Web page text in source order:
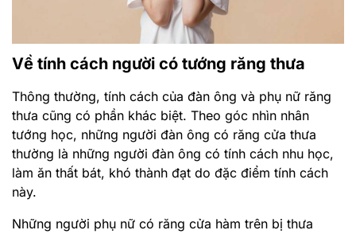
Về tính cách người có tướng răng thưa
Thông thường, tính cách của đàn ông và phụ nữ răng
thưa cũng có phần khác biệt. Theo góc nhìn nhân
tướng học, những người đàn ông có răng cửa thưa
thường là những người đàn ông có tính cách nhu học,
làm ăn thất bát, khó thành đạt do đặc điểm tính cách
này.
Những người phụ nữ có răng cửa hàm trên bị thưa